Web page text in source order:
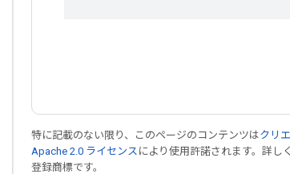
特に記載のない限り、このページのコンテンツはクリ
Apache 2.0 ライセンス により使用許諾されます。詳し
登録商標です。